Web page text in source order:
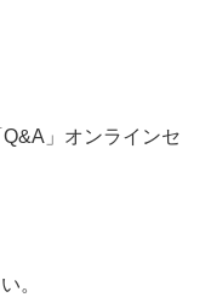
」オンラインセ
。